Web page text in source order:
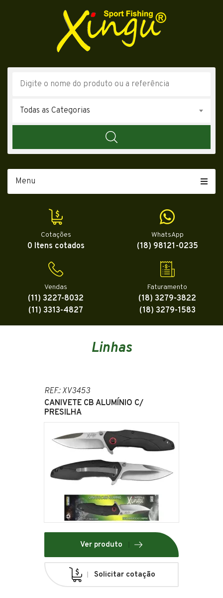
Todas as Categorias
Menu
Cotações
0 Itens cotados
WhatsApp
(18) 98121-0235
Vendas
(11) 3227-8032
(11) 3313-4827
Faturamento
(18) 3279-3822
(18) 3279-1583
Linhas
REF.: XV3453
CANIVETE CB ALUMÍNIO C/
PRESILHA
Ver produto
Solicitar cotação